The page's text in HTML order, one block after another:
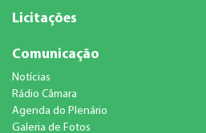
Licitações
Comunicação
Notícias
Rádio Câmara
Agenda do Plenário
Galeria de Fotos